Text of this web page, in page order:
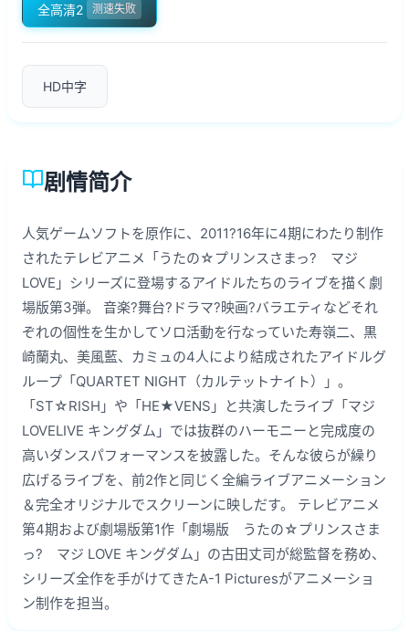
全高清2 测速失败
HD中字
剧情简介
人気ゲームソフトを原作に、2011?16年に4期にわたり制作
されたテレビアニメ「うたの☆プリンスさまっ? マジ
LOVE」シリーズに登場するアイドルたちのライブを描く劇
場版第3弾。 音楽?舞台?ドラマ?映画?バラエティなどそれ
ぞれの個性を生かしてソロ活動を行なっていた寿嶺二、黒
崎蘭丸、美風藍、カミュの4人により結成されたアイドルグ
ループ「QUARTET NIGHT（カルテットナイト）」。
「ST☆RISH」や「HE★VENS」と共演したライブ「マジ
LOVELIVE キングダム」では抜群のハーモニーと完成度の
高いダンスパフォーマンスを披露した。そんな彼らが繰り
広げるライブを、前2作と同じく全編ライブアニメーション
＆完全オリジナルでスクリーンに映しだす。 テレビアニメ
第4期および劇場版第1作「劇場版 うたの☆プリンスさま
っ? マジ LOVE キングダム」の古田丈司が総監督を務め、
シリーズ全作を手がけてきたA-1 Picturesがアニメーショ
ン制作を担当。